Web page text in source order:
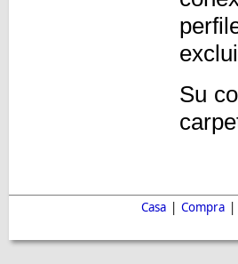
Su
Casa | Compra |